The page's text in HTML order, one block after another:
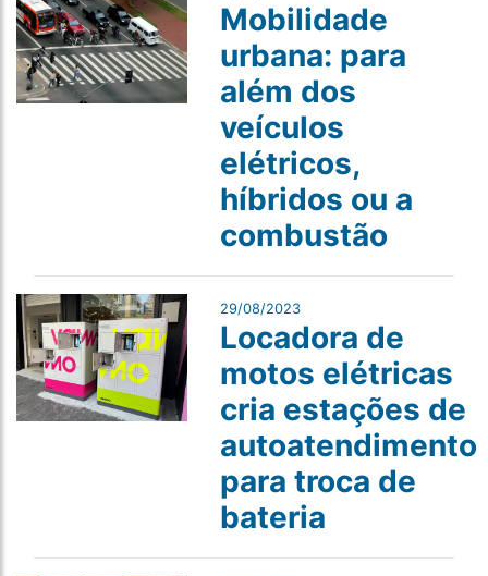
Mobilidade
urbana: para
além dos
veículos
elétricos,
híbridos ou a
combustão
29/08/2023
Locadora de
motos elétricas
cria estações de
autoatendimento
para troca de
bateria